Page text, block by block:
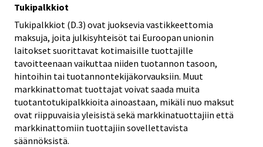
Tukipalkkiot
Tukipalkkiot (D.3) ovat juoksevia vastikkeettomia
maksuja, joita julkisyhteisöt tai Euroopan unionin
laitokset suorittavat kotimaisille tuottajille
tavoitteenaan vaikuttaa niiden tuotannon tasoon,
hintoihin tai tuotannontekijäkorvauksiin. Muut
markkinattomat tuottajat voivat saada muita
tuotantotukipalkkioita ainoastaan, mikäli nuo maksut
ovat riippuvaisia yleisistä sekä markkinatuottajiin että
markkinattomiin tuottajiin sovellettavista
säännöksistä.